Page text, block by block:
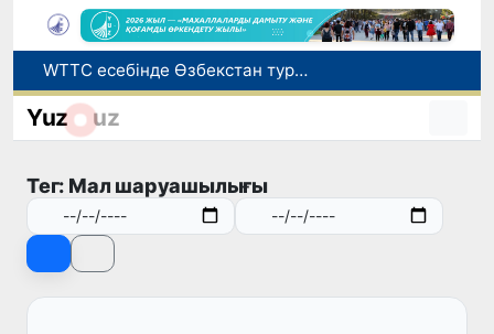
WTTC есебінде Өзбекстан туризмнің өсу қарқыны бойынша Орталық Азияда бірінші орынға шықты
Мүмкіндігі шектеулі талапкерлерге қабылдау емтихандарында қосымша уақыт беріледі
Жарты жылда Өзбекстанда қанша егіз сәби дүниеге келді?
Yuz uz
Тег: Мал шаруашылығы